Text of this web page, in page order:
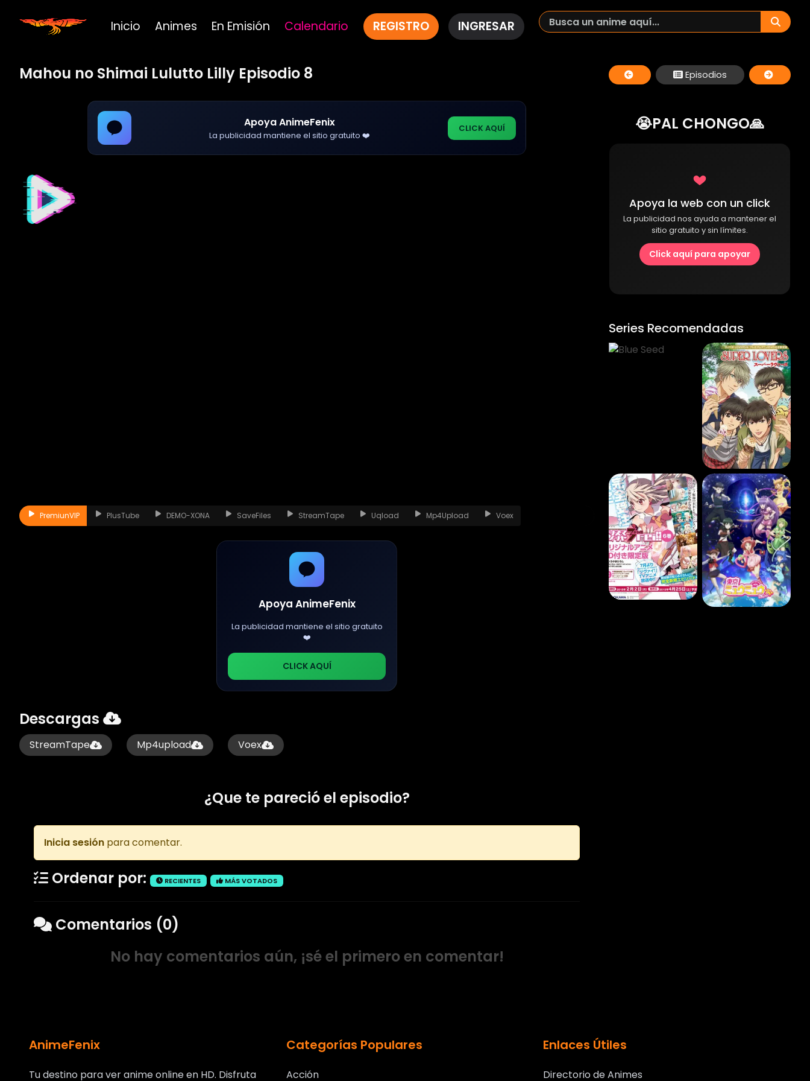
Inicio Animes En Emisión Calendario REGISTRO INGRESAR
Mahou no Shimai Lulutto Lilly Episodio 8 Episodios
Apoya AnimeFenix
La publicidad mantiene el sitio gratuito ❤️
CLICK AQUÍ
PremiunVIP PlusTube DEMO-XONA SaveFiles StreamTape Uqload Mp4Upload Voex
Apoya AnimeFenix
La publicidad mantiene el sitio gratuito
❤️
CLICK AQUÍ
Descargas
StreamTape Mp4upload Voex
¿Que te pareció el episodio?
Inicia sesión para comentar.
Ordenar por: RECIENTES MÁS VOTADOS
Comentarios (0)
No hay comentarios aún, ¡sé el primero en comentar!
😭PAL CHONGO🙏
Apoya la web con un click
La publicidad nos ayuda a mantener el
sitio gratuito y sin límites.
Click aquí para apoyar
Series Recomendadas
AnimeFenix
Tu destino para ver anime online en HD. Disfruta
Categorías Populares
Acción
Enlaces Útiles
Directorio de Animes